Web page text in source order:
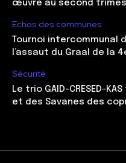
œuvre au second
Echos des communes
Tournoi intercommunal
l’assaut du Graal de la
Sécurité
Le trio GAID-CRESED-
et des Savanes des